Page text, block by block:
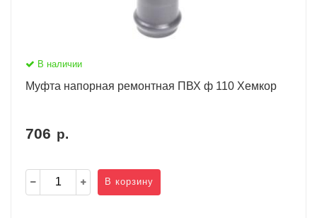
В наличии
Муфта напорная ремонтная ПВХ ф 110 Хемкор
706 р.
В корзину